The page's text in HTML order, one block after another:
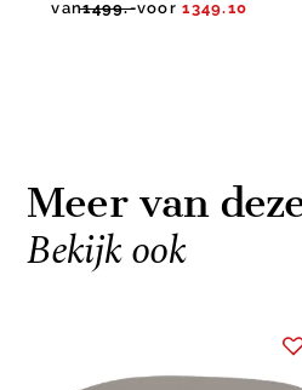
van1499.-voor 1349.10
Meer van
Bekijk ook